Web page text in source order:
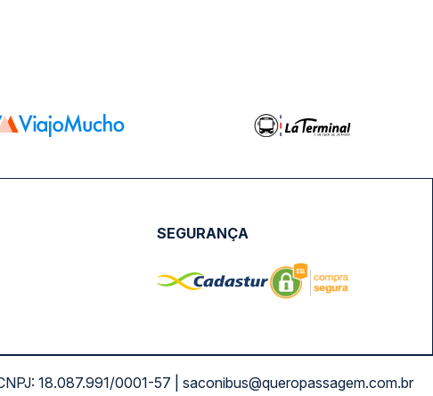
SEGURANÇA
18.087.991/0001-57 | saconibus@queropassagem.com.br